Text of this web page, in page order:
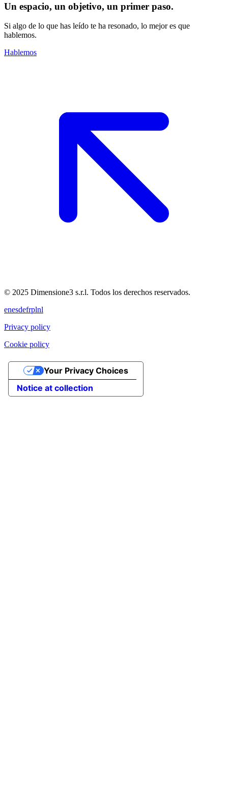
Un espacio, un objetivo, un primer paso.
Si algo de lo que has leído te ha resonado, lo mejor es que
hablemos.
Hablemos
© 2025 Dimensione3 s.r.l. Todos los derechos reservados.
enesdefrplnl
Privacy policy
Cookie policy
Notice at collection
Your Privacy Choices